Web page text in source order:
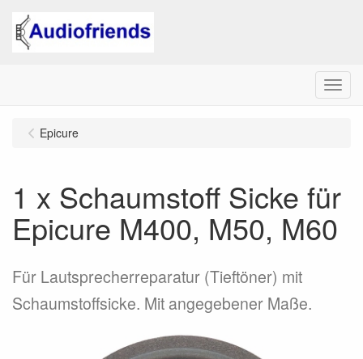
Menu
Epicure
1 x Schaumstoff Sicke für
Epicure M400, M50, M60
Für Lautsprecherreparatur (Tieftöner) mit
Schaumstoffsicke. Mit angegebener Maße.